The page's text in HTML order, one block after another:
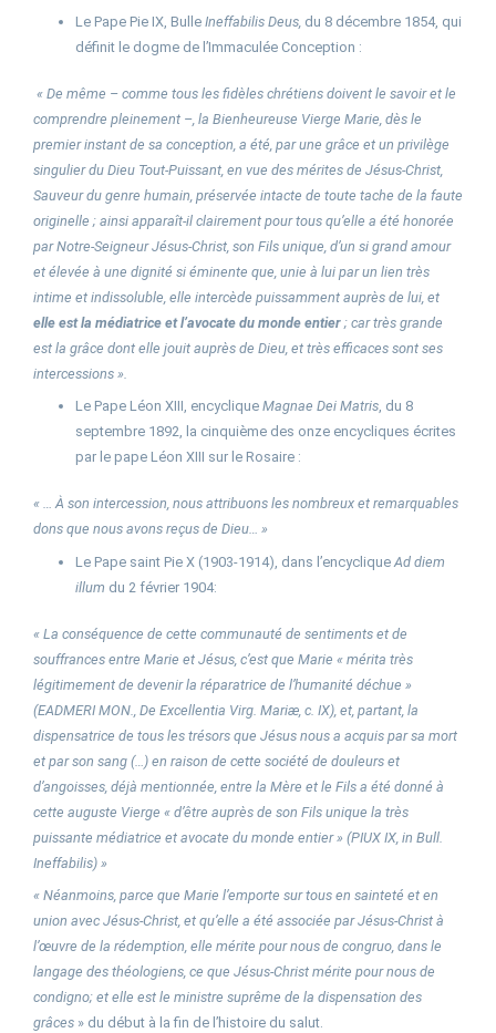
Le Pape Pie IX, BulleIneffabilis Deus, du 8 décembre 1854, qui
définit le dogme de l’Immaculée Conception :
« De même – comme tous les fidèles chrétiens doivent le savoir et le
comprendre pleinement –, la Bienheureuse Vierge Marie, dès le
premier instant de sa conception, a été, par une grâce et un privilège
singulier du Dieu Tout-Puissant, en vue des mérites de Jésus-Christ,
Sauveur du genre humain, préservée intacte de toute tache de la faute
originelle ; ainsi apparaît-il clairement pour tous qu’elle a été honorée
par Notre-Seigneur Jésus-Christ, son Fils unique, d’un si grand amour
et élevée à une dignité si éminente que, unie à lui par un lien très
intime et indissoluble, elle intercède puissamment auprès de lui, et
elle est la médiatrice et l’avocate du monde entier ; car très grande
est la grâce dont elle jouit auprès de Dieu, et très efficaces sont ses
intercessions ».
Le Pape Léon XIII, encycliqueMagnae Dei Matris, du 8
septembre 1892, la cinquième des onze encycliques écrites
par le pape Léon XIII sur le Rosaire :
« … À son intercession, nous attribuons les nombreux et remarquables
dons que nous avons reçus de Dieu… »
Le Pape saint Pie X (1903-1914), dans l’encycliqueAd diem
illum du 2 février 1904:
« La conséquence de cette communauté de sentiments et de
souffrances entre Marie et Jésus, c’est que Marie « mérita très
légitimement de devenir la réparatrice de l’humanité déchue »
(EADMERI MON., De Excellentia Virg. Mariæ, c. IX), et, partant, la
dispensatrice de tous les trésors que Jésus nous a acquis par sa mort
et par son sang (…) en raison de cette société de douleurs et
d’angoisses, déjà mentionnée, entre la Mère et le Fils a été donné à
cette auguste Vierge « d’être auprès de son Fils unique la très
puissante médiatrice et avocate du monde entier » (PIUX IX, in Bull.
Ineffabilis) »
« Néanmoins, parce que Marie l’emporte sur tous en sainteté et en
union avec Jésus-Christ, et qu’elle a été associée par Jésus-Christ à
l’œuvre de la rédemption, elle mérite pour nous de congruo, dans le
langage des théologiens, ce que Jésus-Christ mérite pour nous de
condigno; et elle est le ministre suprême de la dispensation des
grâces » du début à la fin de l’histoire du salut.